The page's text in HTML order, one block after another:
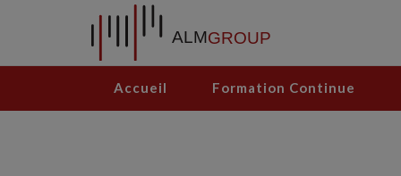
Accueil Formation Continue